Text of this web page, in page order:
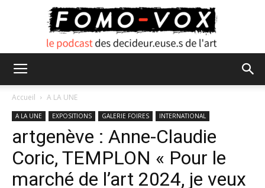
Accueil A LA UNE
A LA UNE EXPOSITIONS GALERIE FOIRES INTERNATIONAL
artgenève : Anne-Claudie
Coric, TEMPLON « Pour le
marché de l’art 2024, je veux